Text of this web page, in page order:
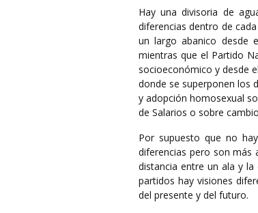
Hay una divisoria de
diferencias dentro de
un largo abanico desde
mientras que el Partido
socioeconómico y desde
donde se superponen los
y adopción homosexual
de Salarios o sobre
Por supuesto que no
diferencias pero son más
distancia entre un ala y
partidos hay visiones
del presente y del futuro.